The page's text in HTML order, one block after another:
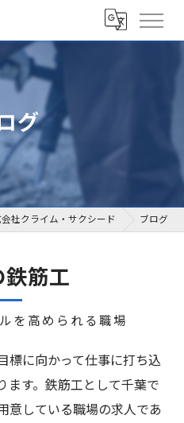
グ
社クライム・サクシード ブログ
筋工
を高められる職場
標に向かって仕事に打ち込
ます。鉄筋工として千葉で
意している職場の求人であ